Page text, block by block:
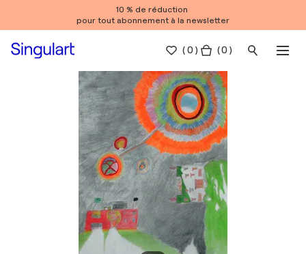
10 % de réduction
pour tout abonnement à la newsletter
(0 ) ( 0 )